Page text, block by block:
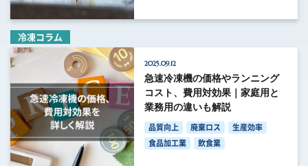
冷凍コラム
2025.09.12
急速冷凍機の価格やランニング
コスト、費用対効果｜家庭用と
業務用の違いも解説
品質向上 廃棄ロス
生産効率
食品加工業
飲食業